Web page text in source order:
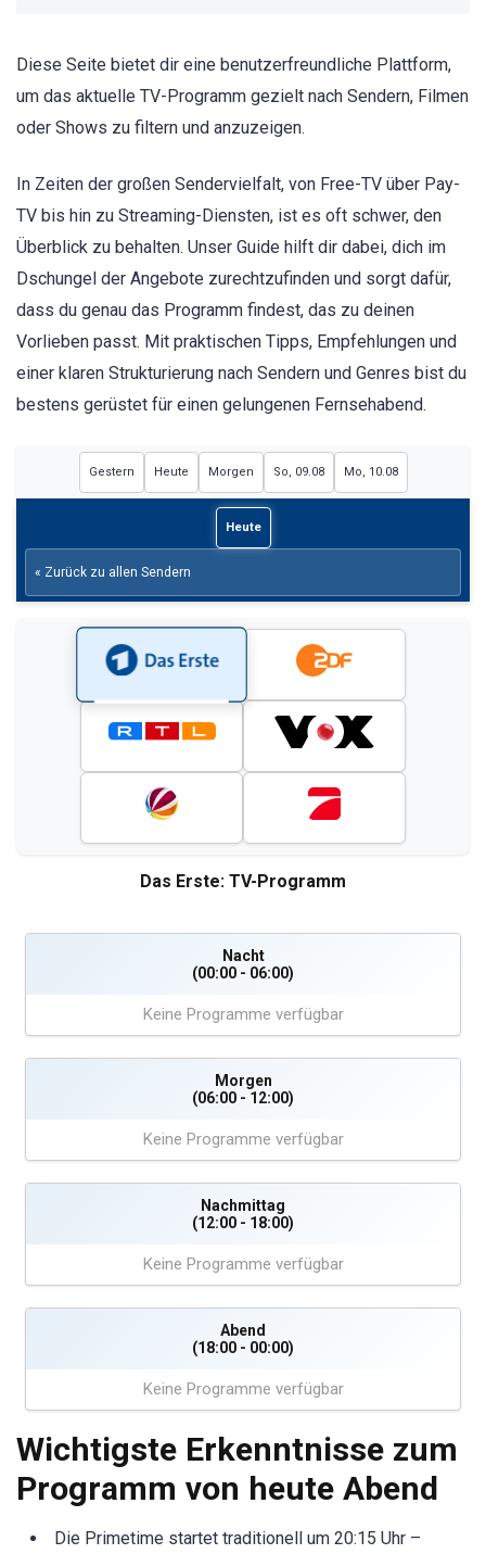
Diese Seite bietet dir eine benutzerfreundliche Plattform,
um das aktuelle TV-Programm gezielt nach Sendern, Filmen
oder Shows zu filtern und anzuzeigen.
In Zeiten der großen Sendervielfalt, von Free-TV über Pay-
TV bis hin zu Streaming-Diensten, ist es oft schwer, den
Überblick zu behalten. Unser Guide hilft dir dabei, dich im
Dschungel der Angebote zurechtzufinden und sorgt dafür,
dass du genau das Programm findest, das zu deinen
Vorlieben passt. Mit praktischen Tipps, Empfehlungen und
einer klaren Strukturierung nach Sendern und Genres bist du
bestens gerüstet für einen gelungenen Fernsehabend.
Gestern Heute Morgen So, 09.08 Mo, 10.08
Heute
« Zurück zu allen Sendern
Das Erste: TV-Programm
Nacht
(00:00 - 06:00)
Keine Programme verfügbar
Morgen
(06:00 - 12:00)
Keine Programme verfügbar
Nachmittag
(12:00 - 18:00)
Keine Programme verfügbar
Abend
(18:00 - 00:00)
Keine Programme verfügbar
Wichtigste Erkenntnisse zum
Programm von heute Abend
Die Primetime startet traditionell um 20:15 Uhr –